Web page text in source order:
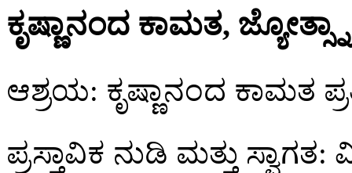
ಕೃಷ್ಣಾನಂದ ಕಾಮತ,
ಆಶ್ರಯ: ಕೃಷ್ಣಾನಂದ ಕಾಮತ
ಪ್ರಸ್ತಾವಿಕ ನುಡಿ ಮತ್ತು